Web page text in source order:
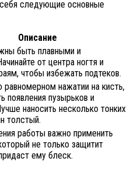
следующие основные
Описание
быть плавными и
от центра ногтя и
чтобы избежать подтеков.
равномерном нажатии на кисть,
появления пузырьков и
наносить несколько тонких
толстый.
работы важно применить
не только защитит
ему блеск.